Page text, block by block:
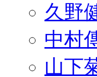
久野
中村
山下